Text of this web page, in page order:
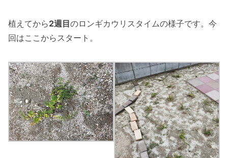
植えてから2週目のロンギカウリスタイムの様子です。今
回はここからスタート。